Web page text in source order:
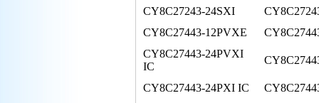
CY8C27243-24SXI
CY8C27443-12PVXE
CY8C27443-24PVXI
IC
CY8C27443-24PXI IC